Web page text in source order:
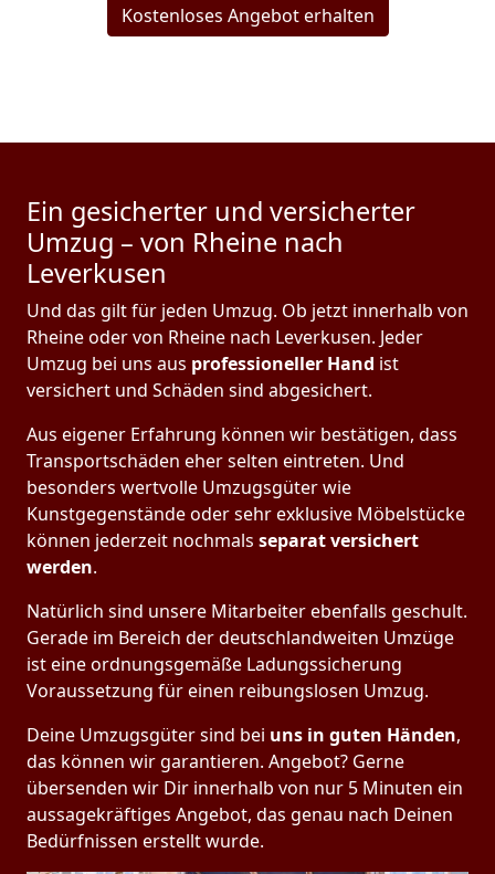
Kostenloses Angebot erhalten
Ein gesicherter und versicherter
Umzug – von Rheine nach
Leverkusen
Und das gilt für jeden Umzug. Ob jetzt innerhalb von
Rheine oder von Rheine nach Leverkusen. Jeder
Umzug bei uns aus professioneller Hand ist
versichert und Schäden sind abgesichert.
Aus eigener Erfahrung können wir bestätigen, dass
Transportschäden eher selten eintreten. Und
besonders wertvolle Umzugsgüter wie
Kunstgegenstände oder sehr exklusive Möbelstücke
können jederzeit nochmals separat versichert
werden.
Natürlich sind unsere Mitarbeiter ebenfalls geschult.
Gerade im Bereich der deutschlandweiten Umzüge
ist eine ordnungsgemäße Ladungssicherung
Voraussetzung für einen reibungslosen Umzug.
Deine Umzugsgüter sind bei uns in guten Händen,
das können wir garantieren. Angebot? Gerne
übersenden wir Dir innerhalb von nur 5 Minuten ein
aussagekräftiges Angebot, das genau nach Deinen
Bedürfnissen erstellt wurde.